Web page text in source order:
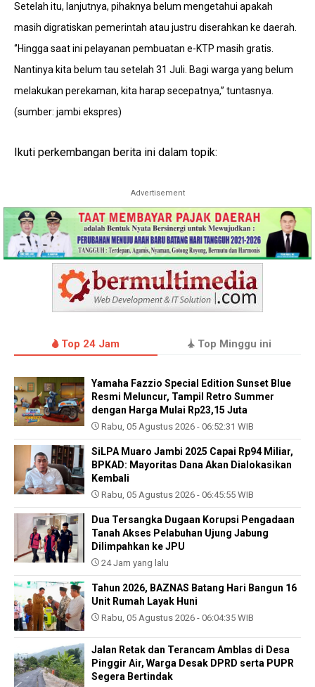
Setelah itu, lanjutnya, pihaknya belum mengetahui apakah
masih digratiskan pemerintah atau justru diserahkan ke daerah.
‘’Hingga saat ini pelayanan pembuatan e-KTP masih gratis.
Nantinya kita belum tau setelah 31 Juli. Bagi warga yang belum
melakukan perekaman, kita harap secepatnya,” tuntasnya.
(sumber: jambi ekspres)
Ikuti perkembangan berita ini dalam topik:
Advertisement
Top 24 Jam Top Minggu ini
Yamaha Fazzio Special Edition Sunset Blue
Resmi Meluncur, Tampil Retro Summer
dengan Harga Mulai Rp23,15 Juta
Rabu, 05 Agustus 2026 - 06:52:31 WIB
SiLPA Muaro Jambi 2025 Capai Rp94 Miliar,
BPKAD: Mayoritas Dana Akan Dialokasikan
Kembali
Rabu, 05 Agustus 2026 - 06:45:55 WIB
Dua Tersangka Dugaan Korupsi Pengadaan
Tanah Akses Pelabuhan Ujung Jabung
Dilimpahkan ke JPU
24 Jam yang lalu
Tahun 2026, BAZNAS Batang Hari Bangun 16
Unit Rumah Layak Huni
Rabu, 05 Agustus 2026 - 06:04:35 WIB
Jalan Retak dan Terancam Amblas di Desa
Pinggir Air, Warga Desak DPRD serta PUPR
Segera Bertindak